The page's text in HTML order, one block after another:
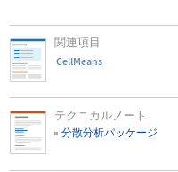
関連項目
CellMeans
テクニカルノート
分散分析パッケージ